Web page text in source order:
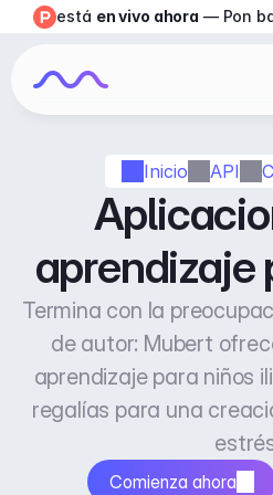
Inicio API
aprendizaje
Termina con la
de autor: Mubert
aprendizaje para niños
regalías para una
Comienza ahora
está en vivo ahora — Pon